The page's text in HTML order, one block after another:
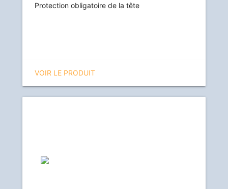
Protection obligatoire de la tête
VOIR LE PRODUIT